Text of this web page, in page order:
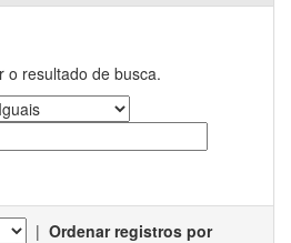
o resultado de busca.
| Ordenar registros por